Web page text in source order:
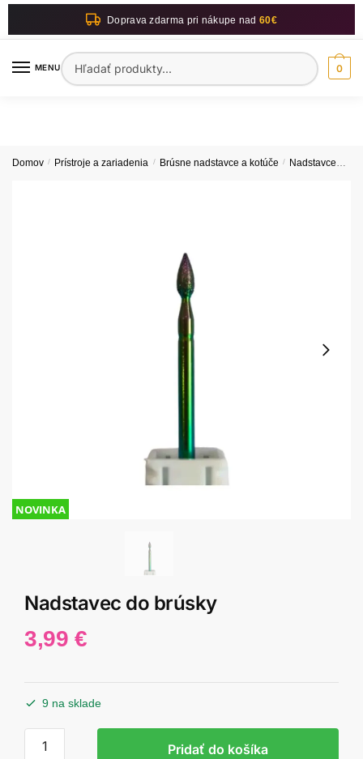
Skip
Skip
Doprava zdarma pri nákupe nad60€
MENUHľadať:
0
Domov / Prístroje a zariadenia / Brúsne nadstavce a kotúče / Nadstavce
NOVINKA
Nadstavec do brúsky
3,99 €
9 na sklade
Pridať do košíka